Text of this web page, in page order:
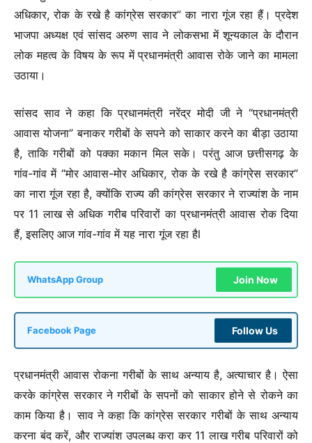
अधिकार, रोक के रखे है कांग्रेस सरकार” का नारा गूंज रहा हैं।प्रदेश
भाजपा अध्यक्ष एवं सांसद अरुण साव ने लोकसभा में शून्यकाल के दौरान
लोक महत्व के विषय के रूप में प्रधानमंत्री आवास रोके जाने का मामला
उठाया।
सांसद साव ने कहा कि प्रधानमंत्री नरेंद्र मोदी जी ने “प्रधानमंत्री
आवास योजना” बनाकर गरीबों के सपने को साकार करने का बीड़ा उठाया
है, ताकि गरीबों को पक्का मकान मिल सके। परंतु आज छत्तीसगढ़ के
गांव-गांव में “मोर आवास-मोर अधिकार, रोक के रखे है कांग्रेस सरकार”
का नारा गूंज रहा है, क्योंकि राज्य की कांग्रेस सरकार ने राज्यांश के नाम
पर 11 लाख से अधिक गरीब परिवारों का प्रधानमंत्री आवास रोक दिया
हैं, इसलिए आज गांव-गांव में यह नारा गूंज रहा हैl
WhatsApp Group Join Now
Facebook Page Follow Us
प्रधानमंत्री आवास रोकना गरीबों के साथ अन्याय है, अत्याचार है। ऐसा
करके कांग्रेस सरकार ने गरीबों के सपनों को साकार होने से रोकने का
काम किया है।साव ने कहा कि कांग्रेस सरकार गरीबों के साथ अन्याय
करना बंद करें, और राज्यांश उपलब्ध करा कर 11 लाख गरीब परिवारों को